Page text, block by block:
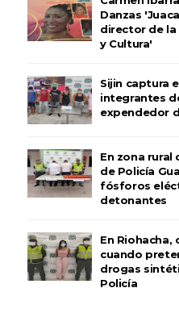
Danzas
director de la
y Cultura'
Sijin captura
integrantes
expendedor
En zona
de Policía
fósforos
detonantes
En Riohacha,
cuando
drogas
Policía